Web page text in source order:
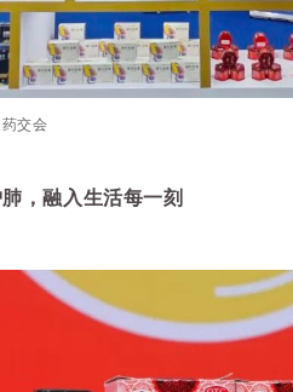
交会
，融入生活每一刻